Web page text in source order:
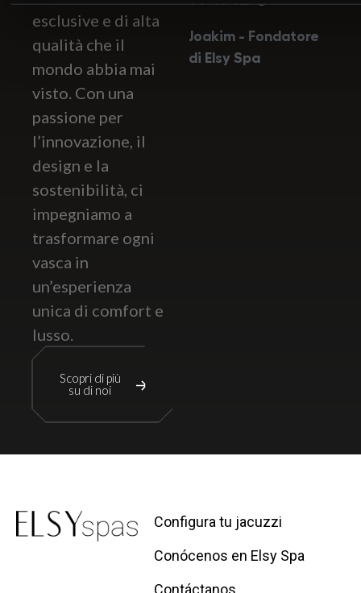
esclusive e di alta
qualità che il
mondo abbia mai
visto. Con una
passione per
l’innovazione, il
design e la
sostenibilità, ci
impegniamo a
trasformare ogni
vasca in
un’esperienza
unica di comfort e
lusso.
Scopri di più
su di noi
Joakim - Fondatore
di Elsy Spa
Configura tu jacuzzi
Conócenos en Elsy Spa
Contáctanos